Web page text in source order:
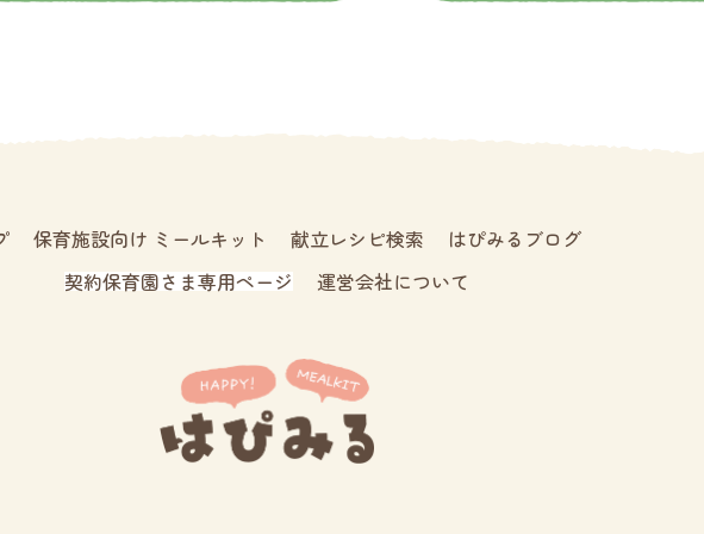
保育施設向け ミールキット 献立レシピ検索
はぴみるブログ
契約保育園さま専用ページ
運営会社について